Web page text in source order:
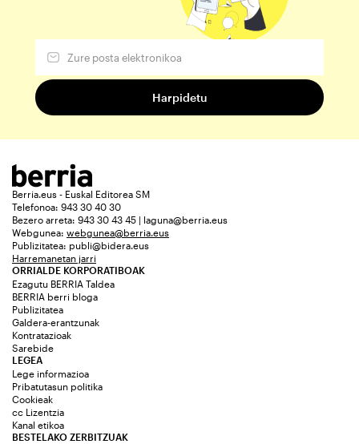
Berria.eus - Euskal Editorea SM
Telefonoa: 943 30 40 30
Bezero arreta: 943 30 43 45 | laguna@berria.eus
Webgunea: webgunea@berria.eus
Publizitatea: publi@bidera.eus
Harremanetan jarri
ORRIALDE KORPORATIBOAK
Ezagutu BERRIA Taldea
BERRIA berri bloga
Publizitatea
Galdera-erantzunak
Kontratazioak
Sarebide
LEGEA
Lege informazioa
Pribatutasun politika
Cookieak
cc Lizentzia
Kanal etikoa
BESTELAKO ZERBITZUAK